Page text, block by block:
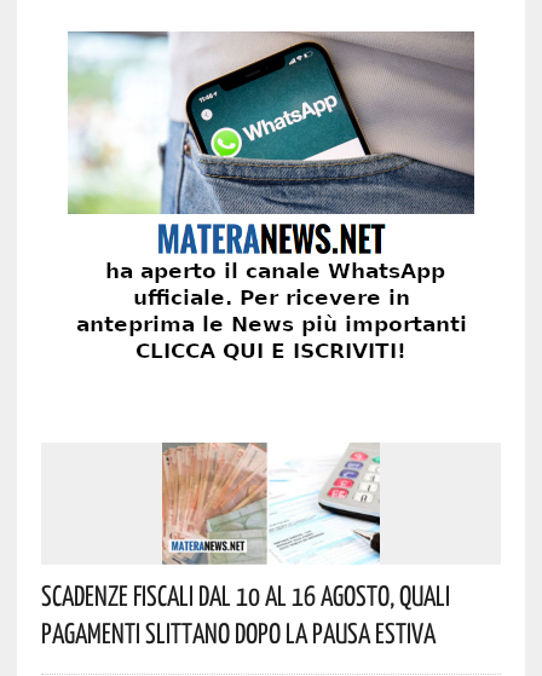
Scadenze Fiscali Dal 10 Al 16 Agosto, Quali
Pagamenti Slittano Dopo La Pausa Estiva